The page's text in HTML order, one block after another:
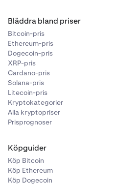
Bläddra bland priser
Bitcoin-pris
Ethereum-pris
Dogecoin-pris
XRP-pris
Cardano-pris
Solana-pris
Litecoin-pris
Kryptokategorier
Alla kryptopriser
Prisprognoser
Köpguider
Köp Bitcoin
Köp Ethereum
Köp Dogecoin